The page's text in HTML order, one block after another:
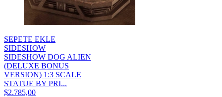
SEPETE EKLE
SIDESHOW
SIDESHOW DOG ALIEN
(DELUXE BONUS
VERSION) 1:3 SCALE
STATUE BY PRI...
$2.785,00